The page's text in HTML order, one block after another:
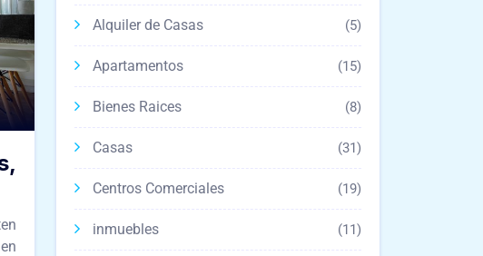
Alquiler de Casas (5)
Apartamentos (15)
Bienes Raices (8)
Casas (31)
Centros Comerciales (19)
inmuebles (11)